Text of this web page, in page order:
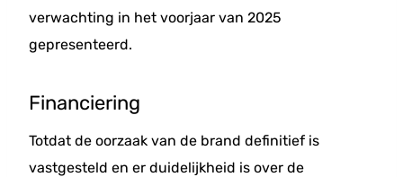
verwachting in het voorjaar van 2025
gepresenteerd.
Financiering
Totdat de oorzaak van de brand definitief is
vastgesteld en er duidelijkheid is over de